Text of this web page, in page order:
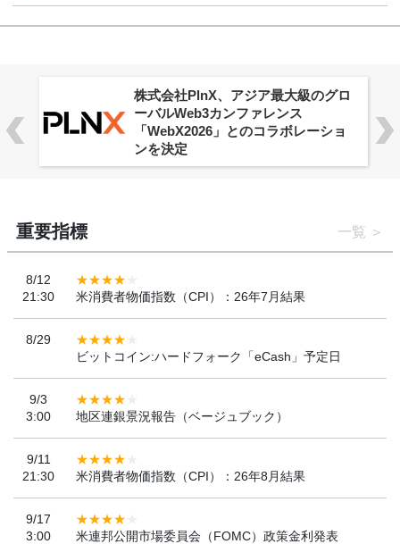
株式会社PlnX、アジア最大級のグロ
ーバルWeb3カンファレンス
「WebX2026」とのコラボレーショ
ンを決定
重要指標 一覧
8/12
21:30
米消費者物価指数（CPI）：26年7月結果
8/29
ビットコイン:ハードフォーク「eCash」予定日
9/3
3:00
地区連銀景況報告（ベージュブック）
9/11
21:30
米消費者物価指数（CPI）：26年8月結果
9/17
3:00
米連邦公開市場委員会（FOMC）政策金利発表